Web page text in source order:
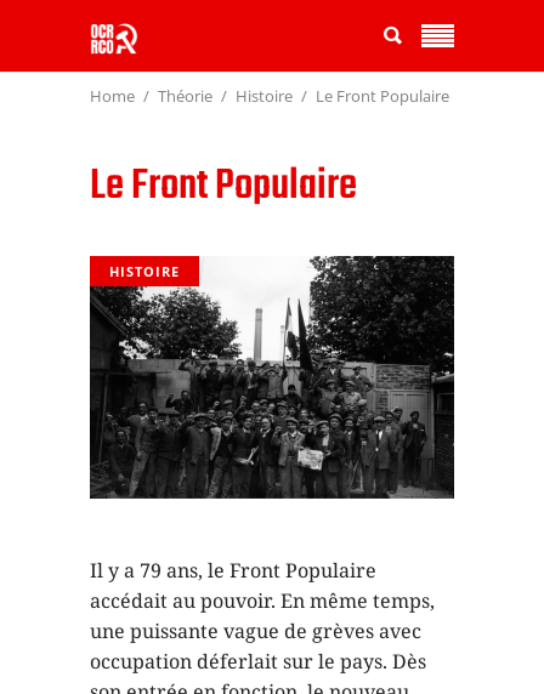
Home Théorie Histoire Le Front Populaire
Le Front Populaire
HISTOIRE
Il y a 79 ans, le Front Populaire
accédait au pouvoir. En même temps,
une puissante vague de grèves avec
occupation déferlait sur le pays. Dès